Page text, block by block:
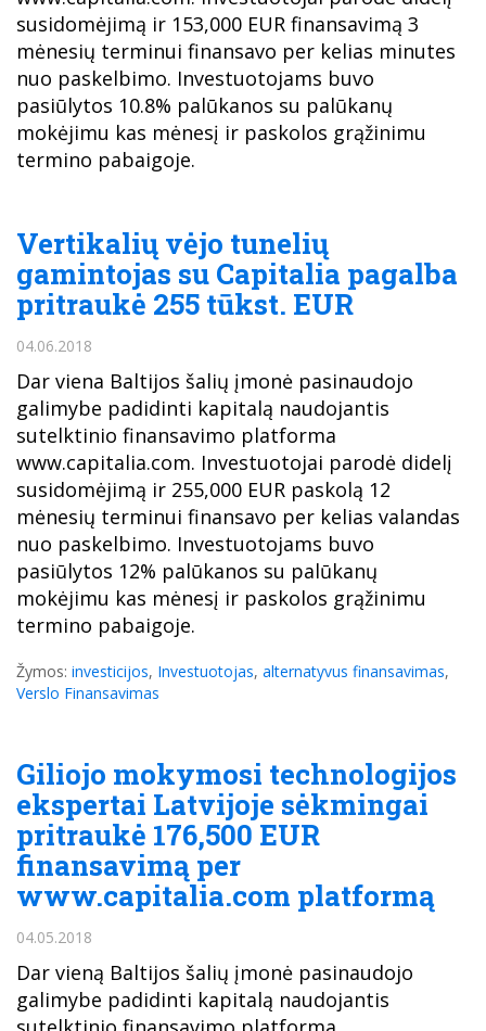
susidomėjimą ir 153,000 EUR finansavimą 3
mėnesių terminui finansavo per kelias minutes
nuo paskelbimo. Investuotojams buvo
pasiūlytos 10.8% palūkanos su palūkanų
mokėjimu kas mėnesį ir paskolos grąžinimu
termino pabaigoje.
Vertikalių vėjo tunelių
gamintojas su Capitalia pagalba
pritraukė 255 tūkst. EUR
04.06.2018
Dar viena Baltijos šalių įmonė pasinaudojo
galimybe padidinti kapitalą naudojantis
sutelktinio finansavimo platforma
www.capitalia.com. Investuotojai parodė didelį
susidomėjimą ir 255,000 EUR paskolą 12
mėnesių terminui finansavo per kelias valandas
nuo paskelbimo. Investuotojams buvo
pasiūlytos 12% palūkanos su palūkanų
mokėjimu kas mėnesį ir paskolos grąžinimu
termino pabaigoje.
Žymos: investicijos, Investuotojas, alternatyvus finansavimas,
Verslo Finansavimas
Giliojo mokymosi technologijos
ekspertai Latvijoje sėkmingai
pritraukė 176,500 EUR
finansavimą per
www.capitalia.com platformą
04.05.2018
Dar vieną Baltijos šalių įmonė pasinaudojo
galimybe padidinti kapitalą naudojantis